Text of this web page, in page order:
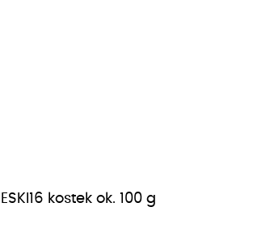
kostek ok. 100 g